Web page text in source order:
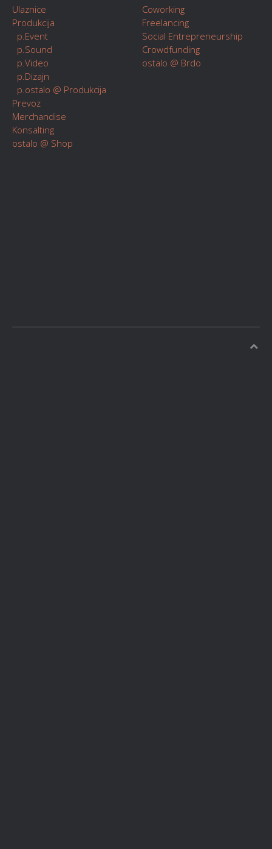
Ulaznice
Produkcija
p.Event
p.Sound
p.Video
p.Dizajn
p.ostalo @ Produkcija
Prevoz
Merchandise
Konsalting
ostalo @ Shop
Coworking
Freelancing
Social Entrepreneurship
Crowdfunding
ostalo @ Brdo